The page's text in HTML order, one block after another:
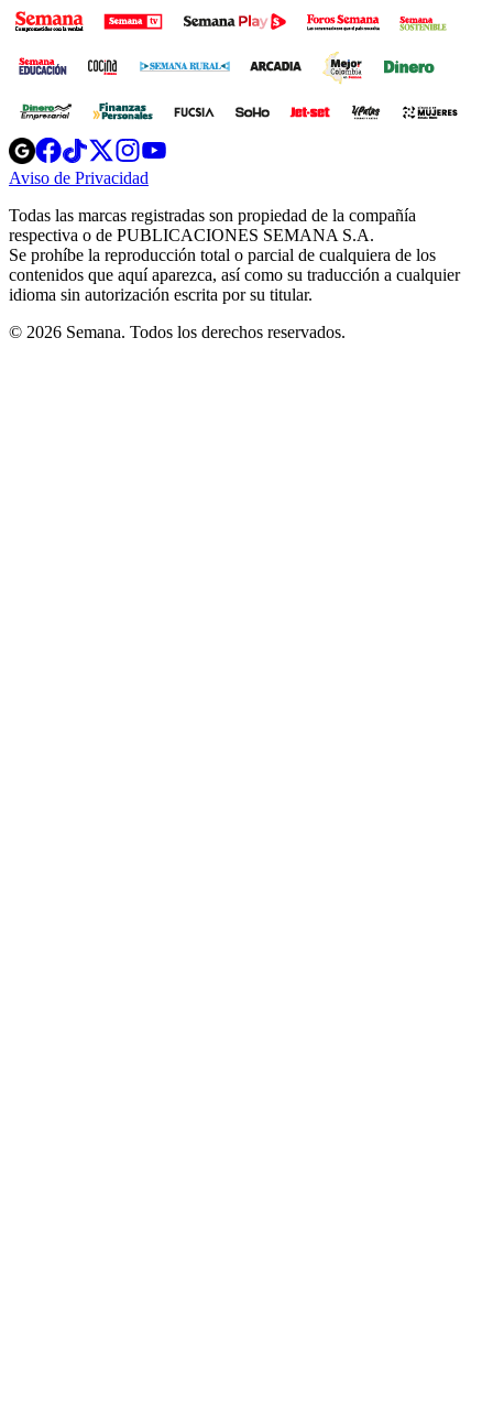
Opens
in
new
Opens
in
new
Opens
in
new
window
Opens
new
windowwindow
Aviso de Privacidad
new
window
Todas las marcas registradas son propiedad de la compañía
respectiva o de PUBLICACIONES SEMANA S.A.
Se prohíbe la reproducción total o parcial de cualquiera de los
contenidos que aquí aparezca, así como su traducción a cualquier
idioma sin autorización escrita por su titular.
© 2026 Semana. Todos los derechos reservados.